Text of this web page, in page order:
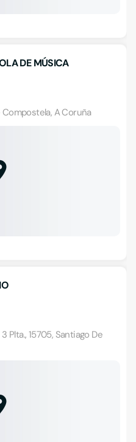
DE MÚSICA
Compostela, A Coruña
Plta., 15705, Santiago De